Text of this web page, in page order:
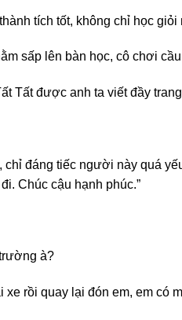
tích tốt, không chỉ học giỏi
sấp lên bàn học, cô chơi
Tất được anh ta viết đầy
đáng tiếc người này quá
Chúc cậu hạnh phúc.”
à?
rồi quay lại đón em, em có